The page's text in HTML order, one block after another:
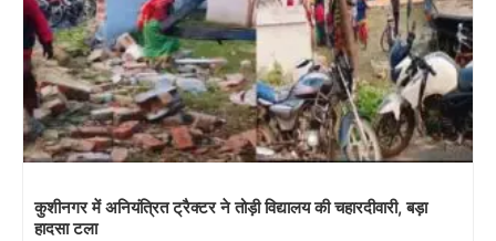
कुशीनगर में अनियंत्रित ट्रैक्टर ने तोड़ी विद्यालय की चहारदीवारी, बड़ा
हादसा टला